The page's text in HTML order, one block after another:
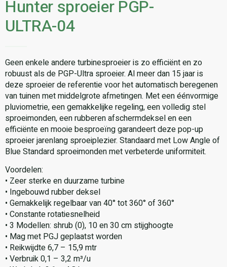
Hunter sproeier PGP-
ULTRA-04
Geen enkele andere turbinesproeier is zo efficiënt en zo
robuust als de PGP-Ultra sproeier. Al meer dan 15 jaar is
deze sproeier de referentie voor het automatisch beregenen
van tuinen met middelgrote afmetingen. Met een éénvormige
pluviometrie, een gemakkelijke regeling, een volledig stel
sproeimonden, een rubberen afschermdeksel en een
efficiënte en mooie besproeïng garandeert deze pop-up
sproeier jarenlang sproeiplezier. Standaard met Low Angle of
Blue Standard sproeimonden met verbeterde uniformiteit.
Voordelen:
• Zeer sterke en duurzame turbine
• Ingebouwd rubber deksel
• Gemakkelijk regelbaar van 40° tot 360° of 360°
• Constante rotatiesnelheid
• 3 Modellen: shrub (0), 10 en 30 cm stijghoogte
• Mag met PGJ geplaatst worden
• Reikwijdte 6,7 – 15,9 mtr
• Verbruik 0,1 – 3,2 m³/u